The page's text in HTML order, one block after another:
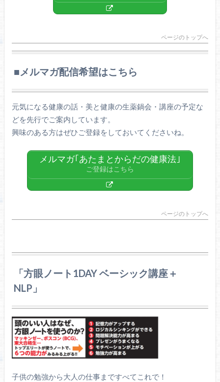
ページのトップへ
■メルマガ配信希望はこちら
元気になる健康の話・美と健康の生薬鍋会・講座の予定な
どを先行でご案内しています。
興味のある方はぜひご登録をしておいてくださいね。
メルマガ｢あたまとからだの健康法｣
ご登録はこちら
ページのトップへ
「方眼ノート1DAY ベーシック講座＋
NLP」
子供の勉強から大人の仕事まですべてこれで！